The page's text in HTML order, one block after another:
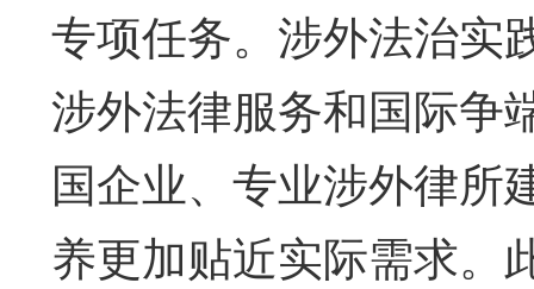
专项任务。涉外法治实
涉外法律服务和国际争
国企业、专业涉外律所
养更加贴近实际需求。